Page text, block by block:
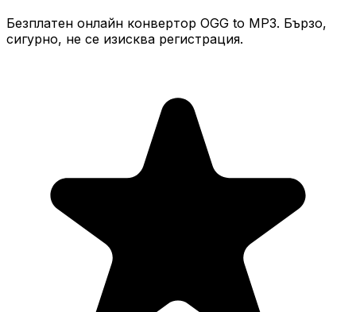
Безплатен онлайн конвертор OGG to MP3. Бързо,
сигурно, не се изисква регистрация.